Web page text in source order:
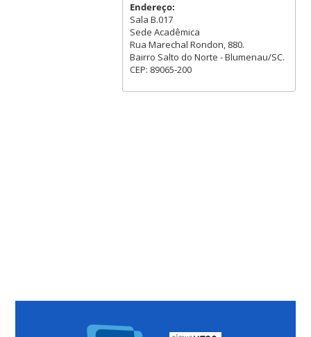
Endereço:
Sala B.017
Sede Acadêmica
Rua Marechal Rondon, 880.
Bairro Salto do Norte - Blumenau/SC.
CEP: 89065-200